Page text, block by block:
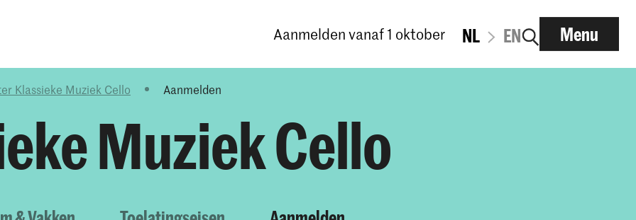
Aanmelden vanaf 1 oktober NL EN Menu
Klassieke Muziek Cello Aanmelden
Muziek Cello